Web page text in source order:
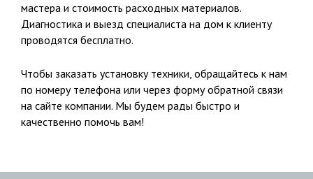
мастера и стоимость расходных материалов.
Диагностика и выезд специалиста на дом к клиенту
проводятся бесплатно.
Чтобы заказать установку техники, обращайтесь к нам
по номеру телефона или через форму обратной связи
на сайте компании. Мы будем рады быстро и
качественно помочь вам!